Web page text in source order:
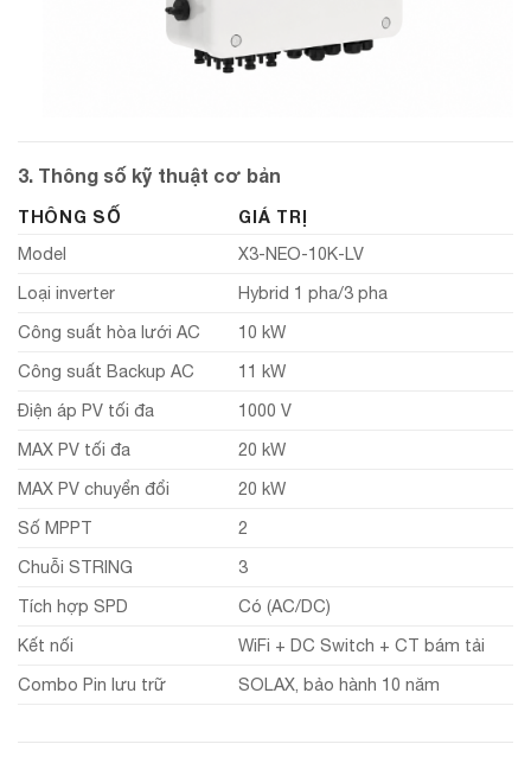
3. Thông số kỹ thuật cơ bản
THÔNG SỐ
GIÁ TRỊ
Model
X3-NEO-10K-LV
Loại inverter
Hybrid 1 pha/3 pha
Công suất hòa lưới AC
10 kW
Công suất Backup AC
11 kW
Điện áp PV tối đa
1000 V
MAX PV tối đa
20 kW
MAX PV chuyển đổi
20 kW
Số MPPT
2
Chuỗi STRING
3
Tích hợp SPD
Có (AC/DC)
Kết nối
WiFi + DC Switch + CT bám tải
Combo Pin lưu trữ
SOLAX, bảo hành 10 năm